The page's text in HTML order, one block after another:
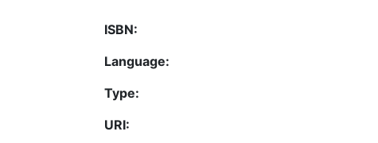
ISBN:
Language:
Type:
URI: